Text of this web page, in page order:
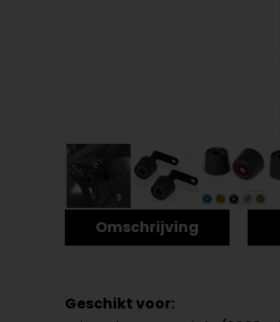
Omschrijving
Geschikt voor: